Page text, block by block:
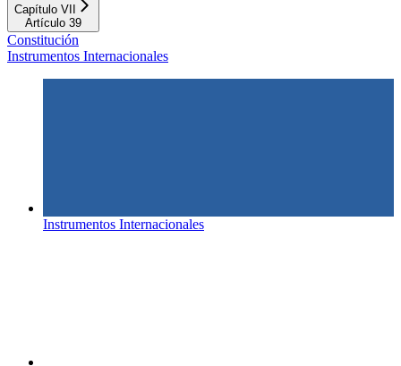
Capítulo VII
Artículo 39
Constitución
Instrumentos Internacionales
Instrumentos Internacionales